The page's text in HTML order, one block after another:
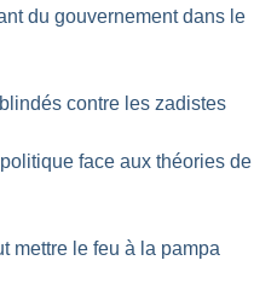
du gouvernement dans le
contre les zadistes
face aux théories de
mettre le feu à la pampa